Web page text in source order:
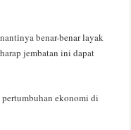
benar-benar layak
jembatan ini dapat
ekonomi di